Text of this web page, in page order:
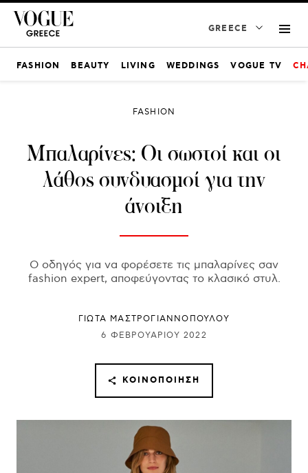
GREECE
FASHION BEAUTY LIVING WEDDINGS VOGUE TV
FASHION
Μπαλαρίνες: Οι σωστοί και οι
λάθος συνδυασμοί για την
άνοιξη
Ο οδηγός για να φορέσετε τις μπαλαρίνες σαν
fashion expert, αποφεύγοντας το κλασικό στυλ.
ΓΙΩΤΑ ΜΑΣΤΡΟΓΙΑΝΝΟΠΟΥΛΟΥ
6 ΦΕΒΡΟΥΑΡΊΟΥ 2022
ΚΟΙΝΟΠΟΊΗΣΗ